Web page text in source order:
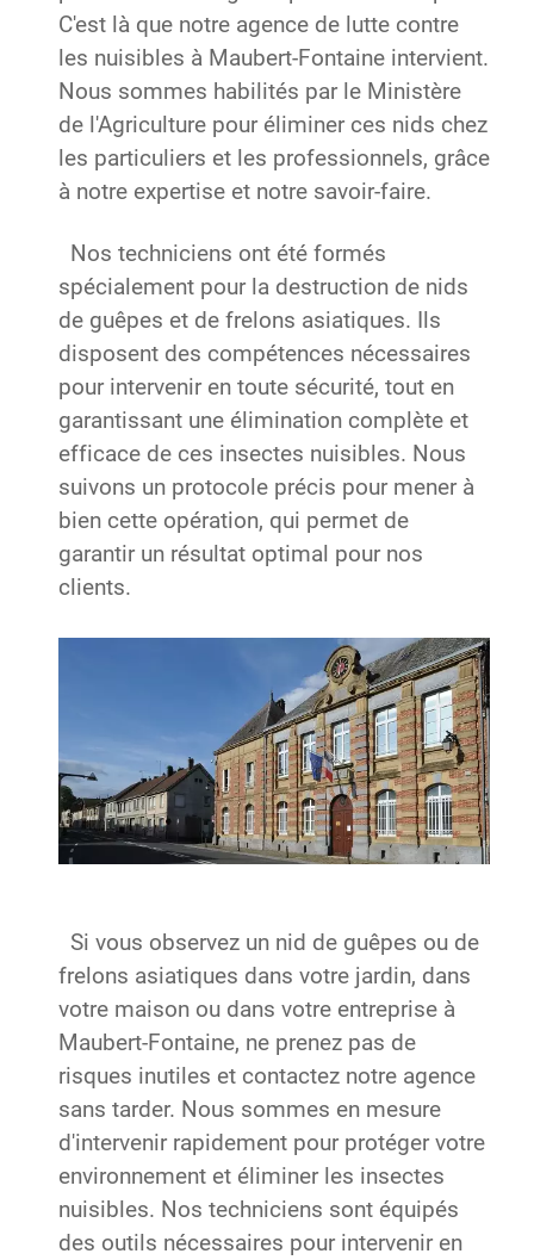
C'est là que notre agence de lutte contre
les nuisibles à Maubert-Fontaine intervient.
Nous sommes habilités par le Ministère
de l'Agriculture pour éliminer ces nids chez
les particuliers et les professionnels, grâce
à notre expertise et notre savoir-faire.
Nos techniciens ont été formés
spécialement pour la destruction de nids
de guêpes et de frelons asiatiques. Ils
disposent des compétences nécessaires
pour intervenir en toute sécurité, tout en
garantissant une élimination complète et
efficace de ces insectes nuisibles. Nous
suivons un protocole précis pour mener à
bien cette opération, qui permet de
garantir un résultat optimal pour nos
clients.
Si vous observez un nid de guêpes ou de
frelons asiatiques dans votre jardin, dans
votre maison ou dans votre entreprise à
Maubert-Fontaine, ne prenez pas de
risques inutiles et contactez notre agence
sans tarder. Nous sommes en mesure
d'intervenir rapidement pour protéger votre
environnement et éliminer les insectes
nuisibles. Nos techniciens sont équipés
des outils nécessaires pour intervenir en